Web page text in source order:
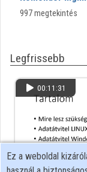
Intézmények
997 megtekintés
Legfrissebb
00:11:31
Ez a weboldal